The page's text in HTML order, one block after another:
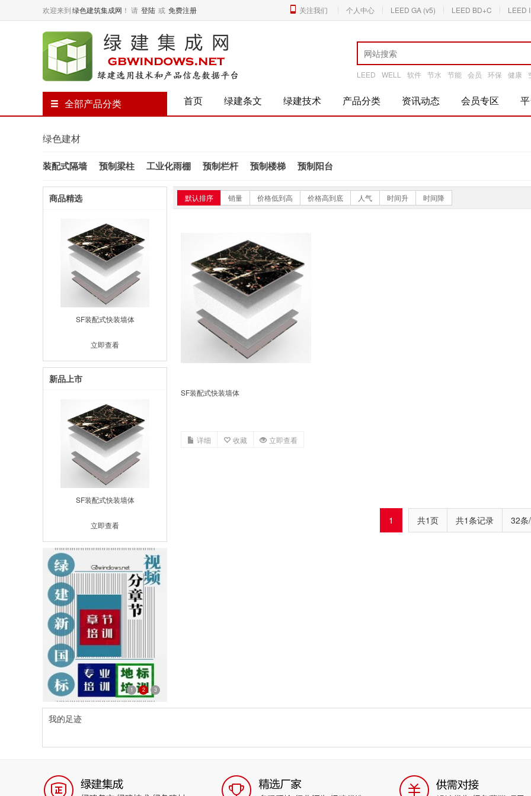
关注我们 个人中心 LEED GA (v5) LEED BD+C LEED
欢迎来到绿色建筑集成网 ！ 请 登陆 或 免费注册
全部产品分类 首页 绿建条文 绿建技术 产品分类 资讯动态 会员专区
LEED WELL 软件 节水 节能 会员 环保 健康
绿色建材
装配式隔墙 预制梁柱 工业化雨棚 预制栏杆 预制楼梯 预制阳台
默认排序 销量 价格低到高 价格高到底 人气 时间升 时间降
SF装配式快装墙体
详细 收藏 立即查看
1 共1页 共1条记录 32条
商品精选
SF装配式快装墙体
立即查看
新品上市
SF装配式快装墙体
立即查看
202012132246587252
1 2 3
我的足迹